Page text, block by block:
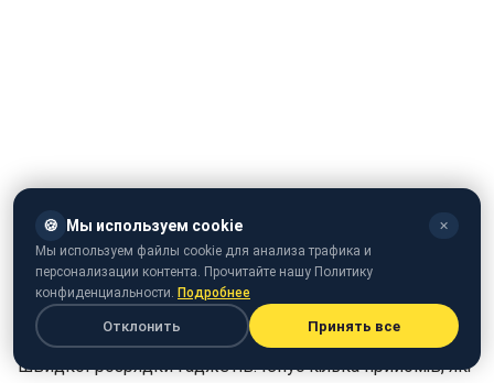
Низька температура уповільнює процеси руху іонів
літію в батареях смартфонів, що призводить до
швидкої розрядки гаджетів. Існує кілька прийомів, які
🍪 Мы используем cookie ✕
Мы используем файлы cookie для анализа трафика и
персонализации контента. Прочитайте нашу Политику
конфиденциальности. Подробнее
Отклонить Принять все